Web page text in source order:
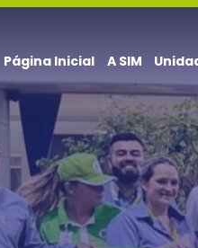
Página Inicial A SIM